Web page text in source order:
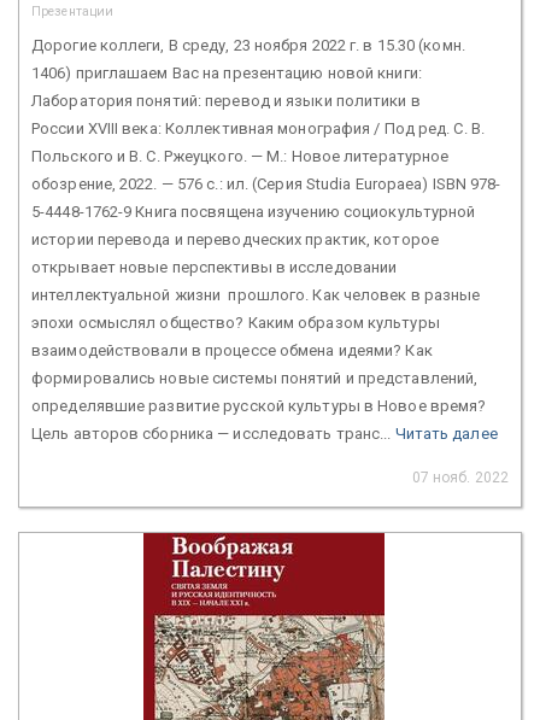
Презентации
Дорогие коллеги, В среду, 23 ноября 2022 г. в 15.30 (комн.
1406) приглашаем Вас на презентацию новой книги:
Лаборатория понятий: перевод и языки политики в
России XVIII века: Коллективная монография / Под ред. С. В.
Польского и В. С. Ржеуцкого. — М.: Новое литературное
обозрение, 2022. — 576 с.: ил. (Серия Studia Europaea) ISBN 978-
5-4448-1762-9 Книга посвящена изучению социокультурной
истории перевода и переводческих практик, которое
открывает новые перспективы в исследовании
интеллектуальной жизни прошлого. Как человек в разные
эпохи осмыслял общество? Каким образом культуры
взаимодействовали в процессе обмена идеями? Как
формировались новые системы понятий и представлений,
определявшие развитие русской культуры в Новое время?
Цель авторов сборника — исследовать транс... Читать далее
07 нояб. 2022